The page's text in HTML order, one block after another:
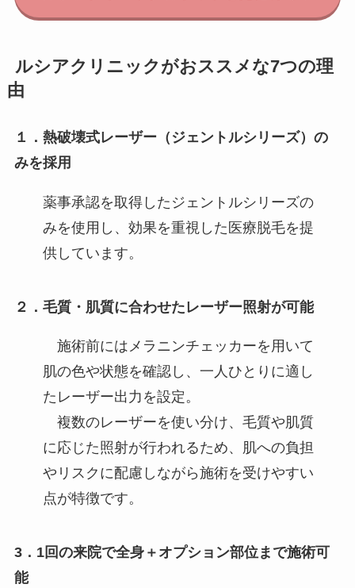
ルシアクリニックがおススメな7つの理
由
１．熱破壊式レーザー（ジェントルシリーズ）の
みを採用
薬事承認を取得したジェントルシリーズの
みを使用し、効果を重視した医療脱毛を提
供しています。
２．毛質・肌質に合わせたレーザー照射が可能
施術前にはメラニンチェッカーを用いて
肌の色や状態を確認し、一人ひとりに適し
たレーザー出力を設定。
複数のレーザーを使い分け、毛質や肌質
に応じた照射が行われるため、肌への負担
やリスクに配慮しながら施術を受けやすい
点が特徴です。
3．1回の来院で全身＋オプション部位まで施術可
能